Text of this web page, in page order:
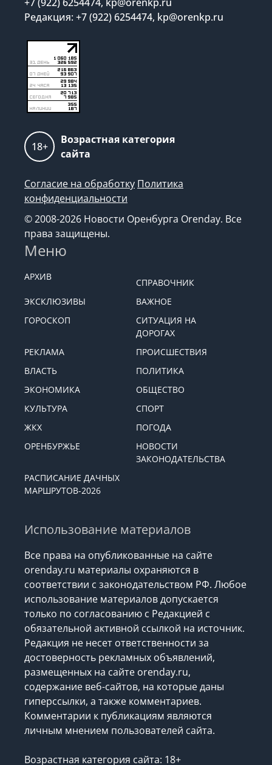
Редакция: +7 (922) 6254474, kp@orenkp.ru
18+
Возрастная категория
сайта
Согласие на обработку Политика
конфиденциальности
© 2008-2026 Новости Оренбурга Orenday. Все
права защищены.
Меню
АРХИВ
СПРАВОЧНИК
ЭКСКЛЮЗИВЫ
ВАЖНОЕ
ГОРОСКОП
СИТУАЦИЯ НА
ДОРОГАХ
РЕКЛАМА
ПРОИСШЕСТВИЯ
ВЛАСТЬ
ПОЛИТИКА
ЭКОНОМИКА
ОБЩЕСТВО
КУЛЬТУРА
СПОРТ
ЖКХ
ПОГОДА
ОРЕНБУРЖЬЕ
НОВОСТИ
ЗАКОНОДАТЕЛЬСТВА
РАСПИСАНИЕ ДАЧНЫХ
МАРШРУТОВ-2026
Использование материалов
Все права на опубликованные на сайте
orenday.ru материалы охраняются в
соответствии с законодательством РФ. Любое
использование материалов допускается
только по согласованию с Редакцией с
обязательной активной ссылкой на источник.
Редакция не несет ответственности за
достоверность рекламных объявлений,
размещенных на сайте orenday.ru,
содержание веб-сайтов, на которые даны
гиперссылки, а также комментариев.
Комментарии к публикациям являются
личным мнением пользователей сайта.
Возрастная категория сайта: 18+